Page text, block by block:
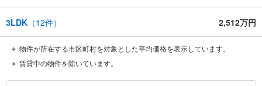
3LDK （12件） 2,512万円
物件が所在する市区町村を対象とした平均価格を表示しています。
賃貸中の物件を除いています。